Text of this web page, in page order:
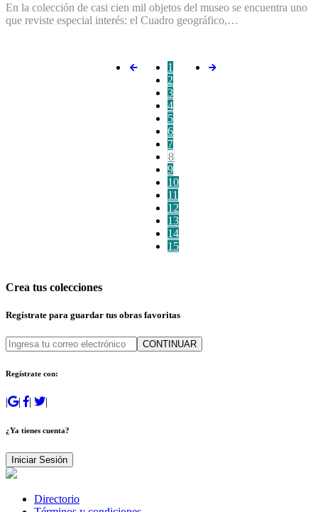
En la colección de casi cien mil objetos del museo se encuentra uno
que reviste especial interés: el Cuadro geográfico,…
1
2
3
4
5
6
7
8
9
10
11
12
13
14
15
Crea tus colecciones
Regístrate para guardar tus obras favoritas
CONTINUAR
Regístrate con:
| | | |
¿Ya tienes cuenta?
Iniciar Sesión
Directorio